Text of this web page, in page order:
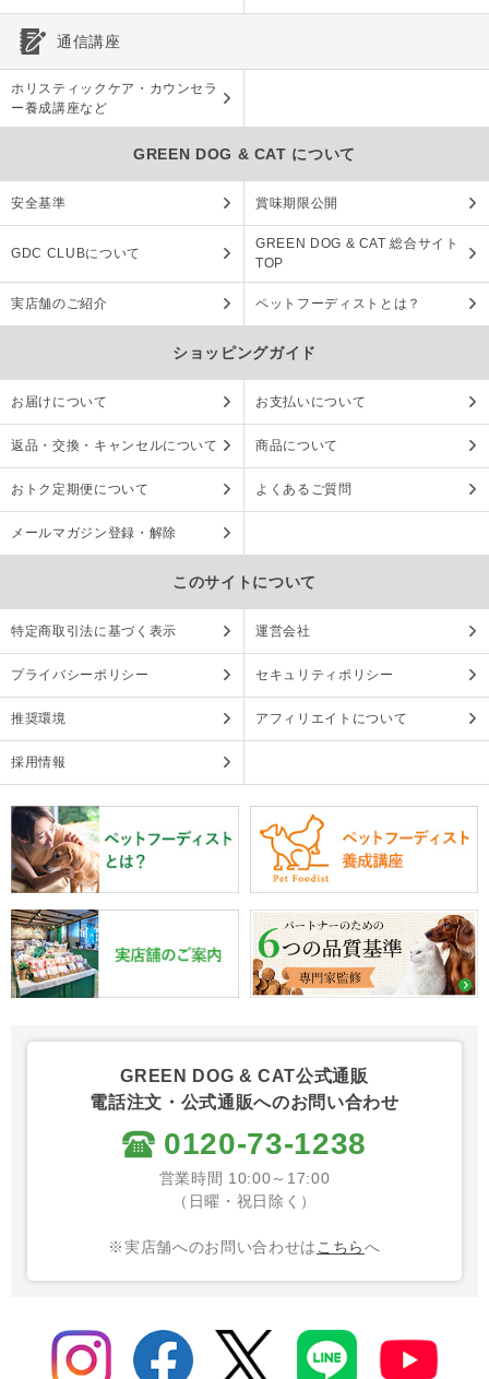
通信講座
ホリスティックケア・カウンセラ
ー養成講座など
GREEN DOG & CAT について
安全基準 賞味期限公開
GDC CLUBについて
GREEN DOG & CAT 総合サイト
TOP
実店舗のご紹介 ペットフーディストとは？
ショッピングガイド
お届けについて お支払いについて
返品・交換・キャンセルについて 商品について
おトク定期便について よくあるご質問
メールマガジン登録・解除
このサイトについて
特定商取引法に基づく表示 運営会社
プライバシーポリシー セキュリティポリシー
推奨環境 アフィリエイトについて
採用情報
GREEN DOG & CAT公式通販
電話注文・公式通販へのお問い合わせ
0120-73-1238
営業時間 10:00～17:00
（日曜・祝日除く）
※実店舗へのお問い合わせは こちらへ